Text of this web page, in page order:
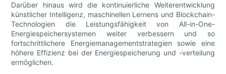
Darüber hinaus wird die kontinuierliche Weiterentwicklung
künstlicher Intelligenz, maschinellen Lernens und Blockchain-
Technologien die Leistungsfähigkeit von All-in-One-
Energiespeichersystemen weiter verbessern und so
fortschrittlichere Energiemanagementstrategien sowie eine
höhere Effizienz bei der Energiespeicherung und -verteilung
ermöglichen.